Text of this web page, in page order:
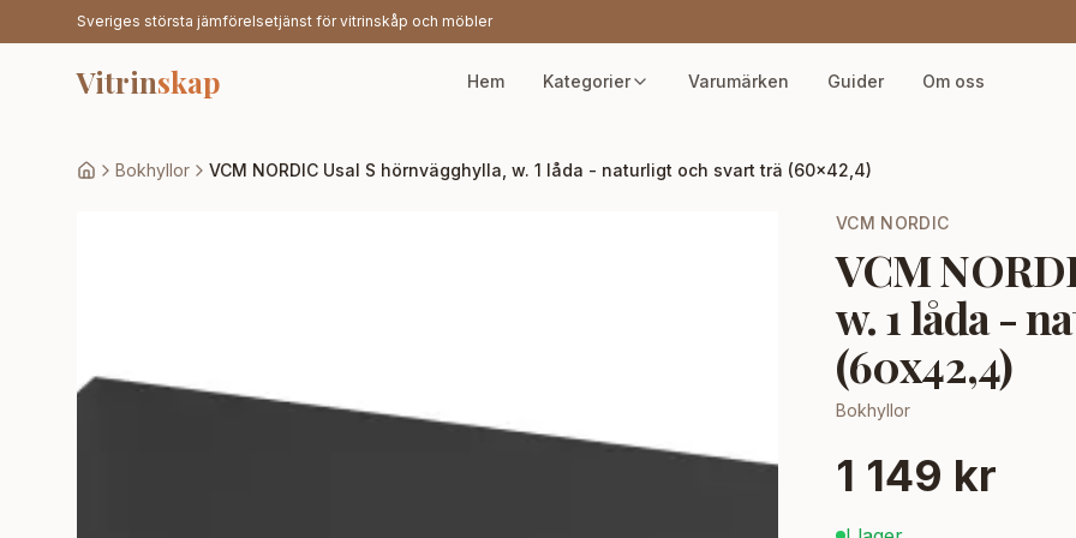
Sveriges största jämförelsetjänst för vitrinskåp och möbler
Vitrinskap Hem Kategorier Varumärken Guider Om oss
Bokhyllor VCM NORDIC Usal S hörnvägghylla, w. 1 låda - naturligt och svart trä (60x42,4)
VCM NORDIC
VCM
w. 1 låda -
(60x42,4)
Bokhyllor
1 149 kr